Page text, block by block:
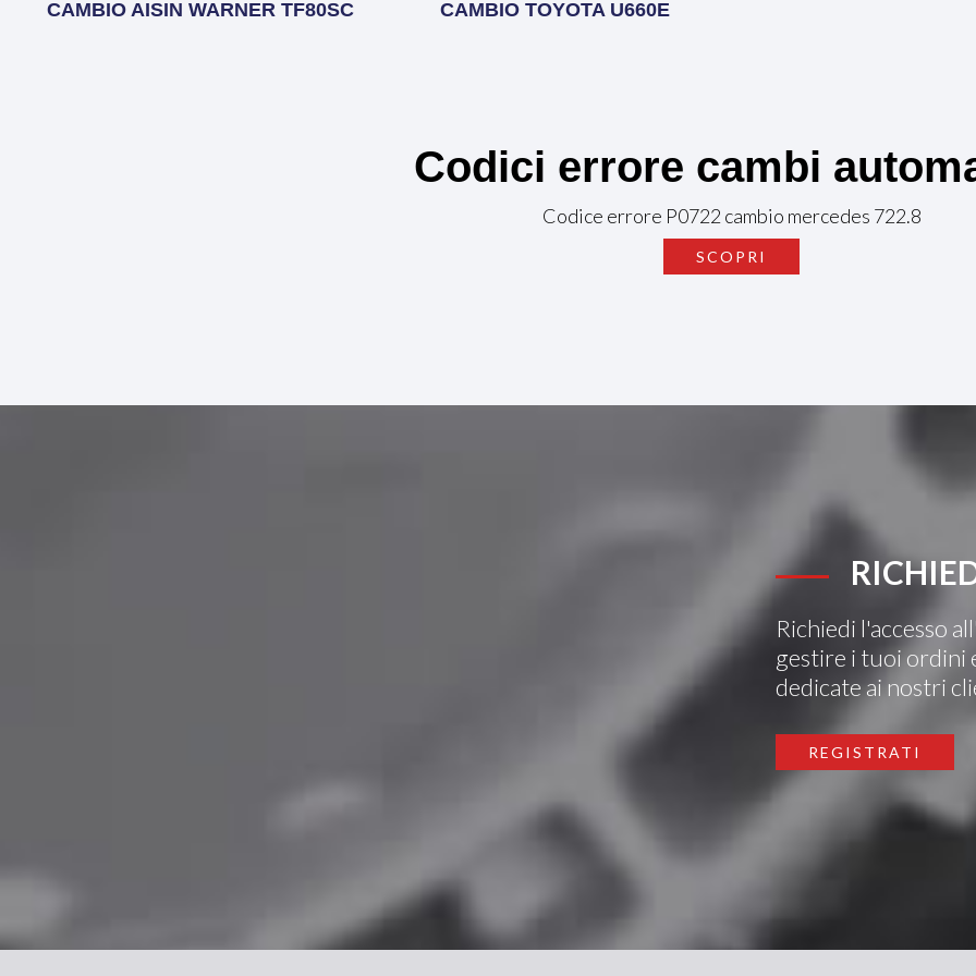
CAMBIO AISIN WARNER TF80SC CAMBIO TOYOTA U660E
Codici errore cambi
Codice errore P0722 cambio mercedes 722.8
SCOPRI
Richiedi l'accesso
gestire i tuoi ordini
dedicate ai nostri
REGISTRATI